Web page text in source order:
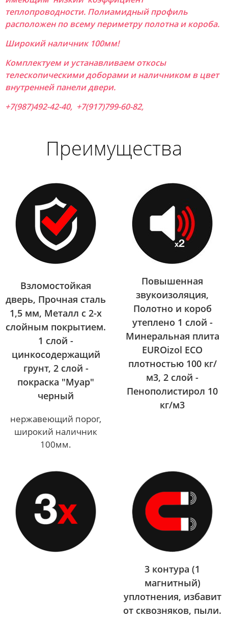
теплопроводности. Полиамидный профиль
расположен по всему периметру полотна и короба.
Широкий наличник 100мм!
Комплектуем и устанавливаем откосы
телескопическими доборами и наличником в цвет
внутренней панели двери.
+7(987)492-42-40, +7(917)799-60-82,
Преимущества
Взломостойкая
дверь, Прочная сталь
1,5 мм, Металл с 2-х
слойным покрытием.
1 слой -
цинкосодержащий
грунт, 2 слой -
покраска "Муар"
черный
нержавеющий порог,
широкий наличник
100мм.
Повышенная
звукоизоляция,
Полотно и короб
утеплено 1 слой -
Минеральная плита
EUROizol ECO
плотностью 100 кг/
м3, 2 слой -
Пенополистирол 10
кг/м3
3 контура (1
магнитный)
уплотнения, избавит
от сквозняков, пыли.